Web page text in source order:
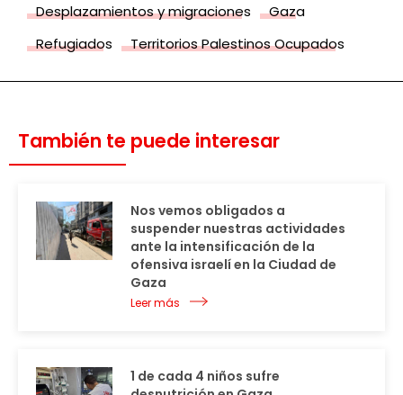
Desplazamientos y migraciones
Gaza
Refugiados
Territorios Palestinos Ocupados
También te puede interesar
Nos vemos obligados a
suspender nuestras actividades
ante la intensificación de la
ofensiva israelí en la Ciudad de
Gaza
Leer más
1 de cada 4 niños sufre